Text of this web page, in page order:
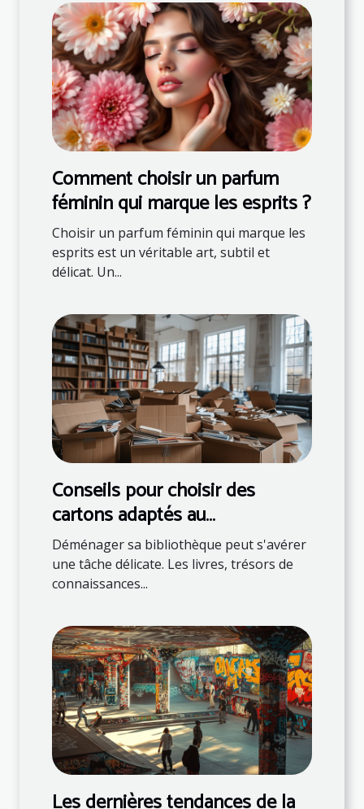
Comment choisir un parfum
féminin qui marque les esprits ?
Choisir un parfum féminin qui marque les
esprits est un véritable art, subtil et
délicat. Un...
Conseils pour choisir des
cartons adaptés au
déménagement de livres
Déménager sa bibliothèque peut s'avérer
une tâche délicate. Les livres, trésors de
connaissances...